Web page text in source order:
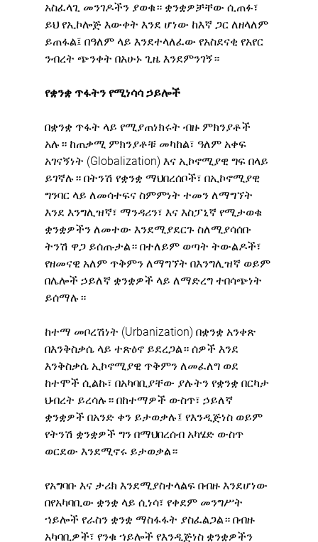
አስፈላጊ መንገዶችን ያወቁ። ቋንቋዎቻቸው ሲጠፉ፣
ይህ የኢኮሎጅ እውቀት እንደ ሆነው ከእኛ ጋር ለዘላለም
ይጠፋል፤ በዓለም ላይ እንደተላለፈው የአስደናቂ የአየር
ንብረት ጭንቀት በአሁኑ ጊዜ እንደምንገኝ።
የቋንቋ ጥፋትን የሚነሳሳ ኃይሎች
በቋንቋ ጥፋት ላይ የሚያጠነክሩት ብዙ ምክንያቶች
አሉ። ከጠቃሚ ምክንያቶቹ መካከል፣ ዓለም አቀፍ
አገናኝነት (Globalization) እና ኢኮኖሚያዊ ግፍ በላይ
ይገኛሉ። በትንሽ የቋንቋ ማህበረሰቦች፣ በኢኮኖሚያዊ
ግንባር ላይ ለመሳተፍና ስምምነት ተመን ለማግኘት
እንደ እንግሊዝኛ፣ ማንዳሪን፣ እና እስፓኒኛ የሚታወቁ
ቋንቋዎችን ለመተው እንደሚያደርጉ ስለሚያሳሰቡ
ትንሽ ዋጋ ይሰጡታል። በተለይም ወጣት ትውልዶች፣
የዘመናዊ አለም ጥቅምን ለማግኘት በእንግሊዝኛ ወይም
በሌሎች ኃይለኛ ቋንቋዎች ላይ ለማድረግ ተበሳጭነት
ይሰማሉ።
ከተማ መቦረሽነት (Urbanization) በቋንቋ አንቀጽ
በእንቅስቃሴ ላይ ተጽዕኖ ይደረጋል። ሰዎች እንደ
እንቅስቃሴ ኢኮኖሚያዊ ጥቅምን ለመፈለግ ወደ
ከተሞች ሲልኩ፣ በአካባቢያቸው ያሉትን የቋንቋ በርካታ
ህብረት ይረሳሉ። በከተማዎች ውስጥ፣ ኃይለኛ
ቋንቋዎች በአንድ ቀን ይታወቃሉ፤ የእንዲጅነስ ወይም
የትንሽ ቋንቋዎች ግን በማህበረሰብ አካሄድ ውስጥ
ወርደው እንደሚኖሩ ይታወቃል።
የአግባቡ እና ታሪክ እንደሚያስተላልፍ በብዙ እንደሆነው
በየአካባቢው ቋንቋ ላይ ሲነሳ፣ የቀደም መንግሥት
ኀይሎች የራስን ቋንቋ ማስፋፋት ያስፈልጋል። በብዙ
አካባቢዎች፣ የንቁ ኀይሎች የእንዲጅነስ ቋንቋዎችን